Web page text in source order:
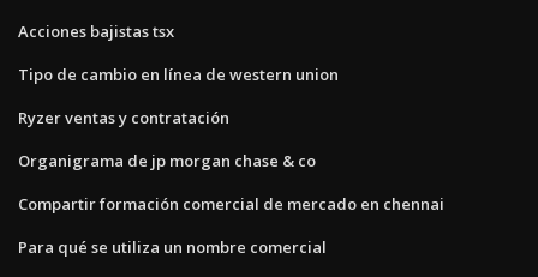
Acciones bajistas tsx
Tipo de cambio en línea de western union
Ryzer ventas y contratación
Organigrama de jp morgan chase & co
Compartir formación comercial de mercado en chennai
Para qué se utiliza un nombre comercial